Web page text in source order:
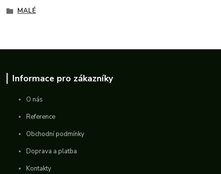
MALÉ
Informace pro zákazníky
O nás
Reference
Obchodní podmínky
Doprava a platba
Kontakty